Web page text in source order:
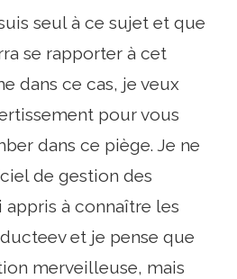
seul à ce sujet et que
se rapporter à cet
dans ce cas, je veux
pour vous
dans ce piège. Je ne
de gestion des
appris à connaître les
et je pense que
merveilleuse, mais